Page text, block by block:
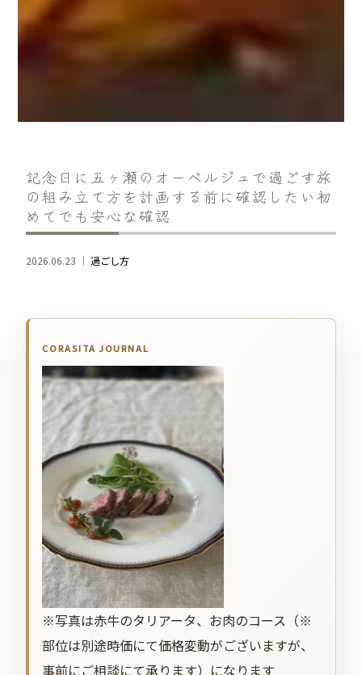
記念日に五ヶ瀬のオーベルジュで過ごす旅
の組み立て方を計画する前に確認したい初
めてでも安心な確認
2026.06.23 ｜過ごし方
※写真は赤牛のタリアータ、お肉のコース（※
部位は別途時価にて価格変動がございますが、
事前にご相談にて承ります）になります